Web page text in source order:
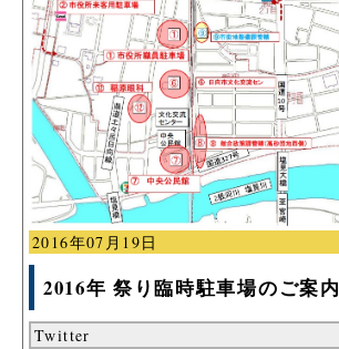
2016年07月19日
2016年 祭り臨時駐車場のご案内
Twitter